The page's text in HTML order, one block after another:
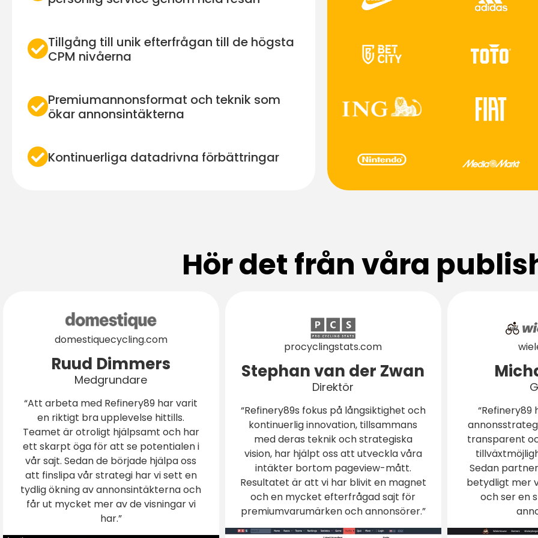
Tillgång till unik efterfrågan till de högsta
CPM nivåerna
Premiumannonsformat och teknik som
ökar annonsintäkterna
Kontinuerliga datadrivna förbättringar
Hör det från våra
domestiquecycling.com
Ruud Dimmers
Medgrundare
“Att arbeta med Refinery89 har varit
en riktigt bra upplevelse hittills.
Teamet är otroligt hjälpsamt och har
ett skarpt öga för att se potentialen i
vår sajt. Sedan de började hjälpa oss
att finslipa vår strategi har vi sett en
tydlig ökning av annonsintäkterna och
får ut mycket mer av de visningar vi
har.”
procyclingstats.com
Stephan van der Zwan
Direktör
“Refinery89s fokus på långsiktighet och
kontinuerlig innovation, tillsammans
med deras teknik och strategiska
vision, har hjälpt oss att utveckla våra
intäkter bortom pageview-mått.
Resultatet är att vi har blivit en magnet
och en mycket efterfrågad sajt för
premiumvarumärken och annonsörer.”
transparent
Sedan
betydligt mer
och ser en